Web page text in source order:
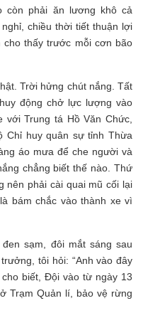
còn phải ăn lương khô cả
chiều thời tiết thuận lợi
cho thấy trước mỗi cơn bão
Trời hửng chút nắng. Tất
động chở lực lượng vào
Trung tá Hồ Văn Chức,
Chỉ huy quân sự tỉnh Thừa
áo mưa để che người và
chẳng biết thế nào. Thứ
nên phải cài quai mũ cối lại
bám chắc vào thành xe vì
sạm, đôi mắt sáng sau
tôi hỏi: “Anh vào đây
biết, Đội vào từ ngày 13
Trạm Quản lí, bảo vệ rừng